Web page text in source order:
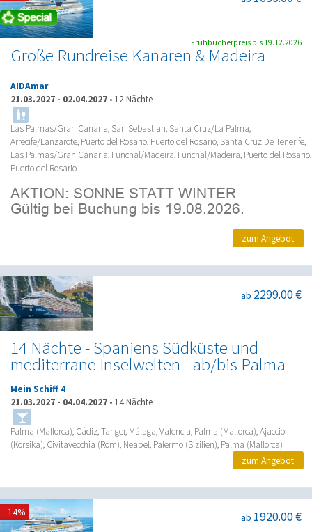
Große Rundreise Kanaren & Madeira
AIDAmar
21.03.2027 - 02.04.2027 • 12 Nächte
Las Palmas/Gran Canaria, San Sebastian, Santa Cruz/La Palma,
Arrecife/Lanzarote, Puerto del Rosario, Puerto del Rosario, Santa Cruz De Tenerife,
Las Palmas/Gran Canaria, Funchal/Madeira, Funchal/Madeira, Puerto del Rosario,
Puerto del Rosario
Frühbucherpreis bis 19.12.2026
zum Angebot
14 Nächte - Spaniens Südküste und
mediterrane Inselwelten - ab/bis Palma
ab 2299.00 €
Mein Schiff 4
21.03.2027 - 04.04.2027 • 14 Nächte
Palma (Mallorca), Cádiz, Tanger, Málaga, Valencia, Palma (Mallorca), Ajaccio
(Korsika), Civitavecchia (Rom), Neapel, Palermo (Sizilien), Palma (Mallorca)
zum Angebot
ab 1920.00 €
-14%